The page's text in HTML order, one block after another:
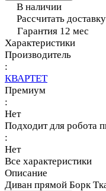
В наличии
Рассчитать доставку
Гарантия 12 мес
Характеристики
Производитель
:
КВАРТЕТ
Премиум
:
Нет
Подходит для робота
:
Нет
Все характеристики
Описание
Диван прямой Борк